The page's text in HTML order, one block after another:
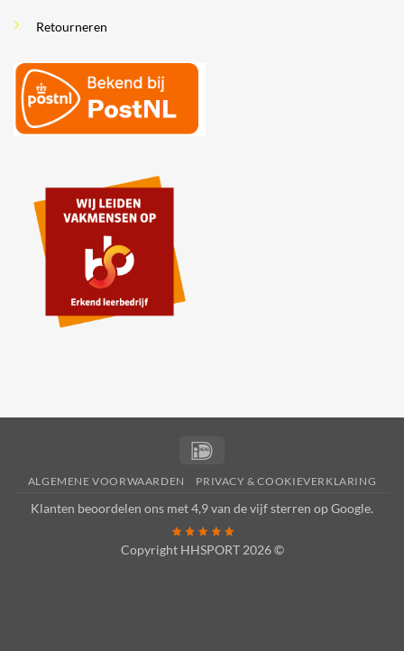
Retourneren
ALGEMENE VOORWAARDEN PRIVACY & COOKIEVERKLARING
Klanten beoordelen ons met 4,9 van de vijf sterren opGoogle.
Copyright HHSPORT 2026 ©